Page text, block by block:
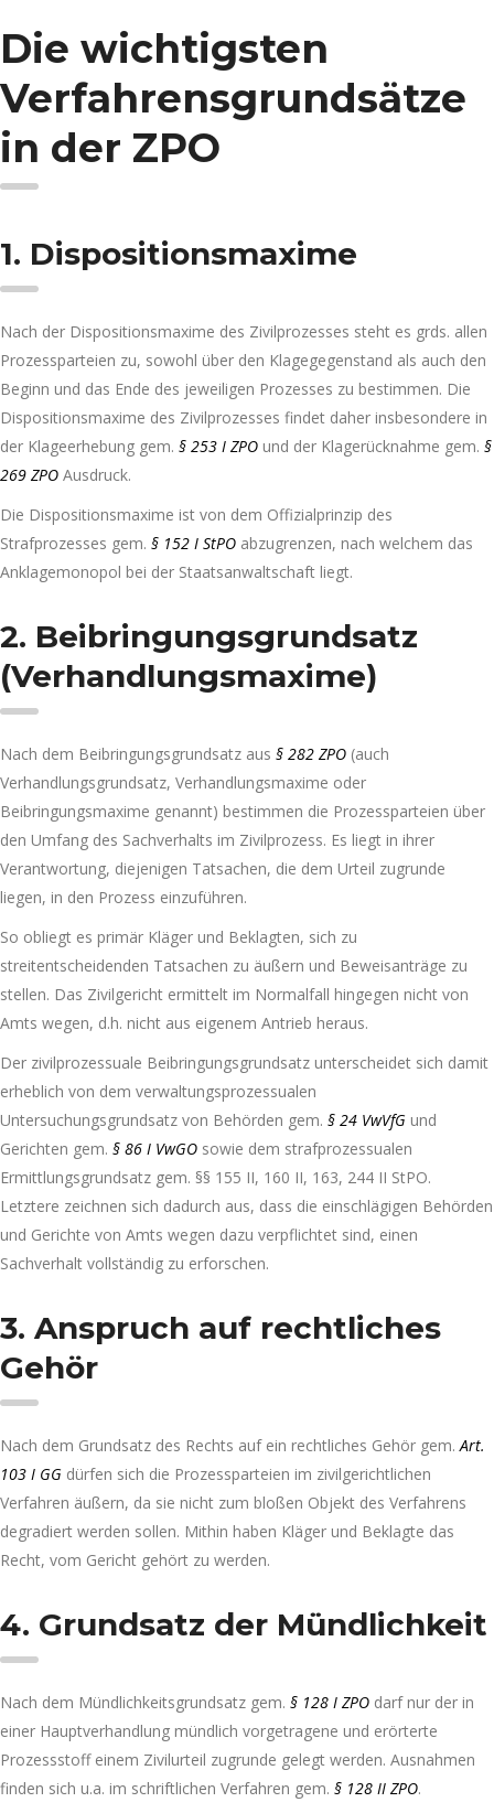
Die wichtigsten
Verfahrensgrundsätze
in der ZPO
1. Dispositionsmaxime
Nach der Dispositionsmaxime des Zivilprozesses steht es grds. allen
Prozessparteien zu, sowohl über den Klagegegenstand als auch den
Beginn und das Ende des jeweiligen Prozesses zu bestimmen. Die
Dispositionsmaxime des Zivilprozesses findet daher insbesondere in
der Klageerhebung gem. § 253 I ZPO und der Klagerücknahme gem. §
269 ZPO Ausdruck.
Die Dispositionsmaxime ist von dem Offizialprinzip des
Strafprozesses gem. § 152 I StPO abzugrenzen, nach welchem das
Anklagemonopol bei der Staatsanwaltschaft liegt.
2. Beibringungsgrundsatz
(Verhandlungsmaxime)
Nach dem Beibringungsgrundsatz aus § 282 ZPO (auch
Verhandlungsgrundsatz, Verhandlungsmaxime oder
Beibringungsmaxime genannt) bestimmen die Prozessparteien über
den Umfang des Sachverhalts im Zivilprozess. Es liegt in ihrer
Verantwortung, diejenigen Tatsachen, die dem Urteil zugrunde
liegen, in den Prozess einzuführen.
So obliegt es primär Kläger und Beklagten, sich zu
streitentscheidenden Tatsachen zu äußern und Beweisanträge zu
stellen. Das Zivilgericht ermittelt im Normalfall hingegen nicht von
Amts wegen, d.h. nicht aus eigenem Antrieb heraus.
Der zivilprozessuale Beibringungsgrundsatz unterscheidet sich damit
erheblich von dem verwaltungsprozessualen
Untersuchungsgrundsatz von Behörden gem. § 24 VwVfG und
Gerichten gem. § 86 I VwGO sowie dem strafprozessualen
Ermittlungsgrundsatz gem. §§ 155 II, 160 II, 163, 244 II StPO.
Letztere zeichnen sich dadurch aus, dass die einschlägigen Behörden
und Gerichte von Amts wegen dazu verpflichtet sind, einen
Sachverhalt vollständig zu erforschen.
3. Anspruch auf rechtliches
Gehör
Nach dem Grundsatz des Rechts auf ein rechtliches Gehör gem.Art.
103 I GG dürfen sich die Prozessparteien im zivilgerichtlichen
Verfahren äußern, da sie nicht zum bloßen Objekt des Verfahrens
degradiert werden sollen. Mithin haben Kläger und Beklagte das
Recht, vom Gericht gehört zu werden.
4. Grundsatz der Mündlichkeit
Nach dem Mündlichkeitsgrundsatz gem. § 128 I ZPO darf nur der in
einer Hauptverhandlung mündlich vorgetragene und erörterte
Prozessstoff einem Zivilurteil zugrunde gelegt werden. Ausnahmen
finden sich u.a. im schriftlichen Verfahren gem. § 128 II ZPO.